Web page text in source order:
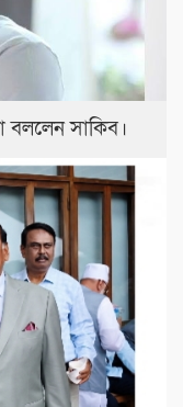
বললেন সাকিব।